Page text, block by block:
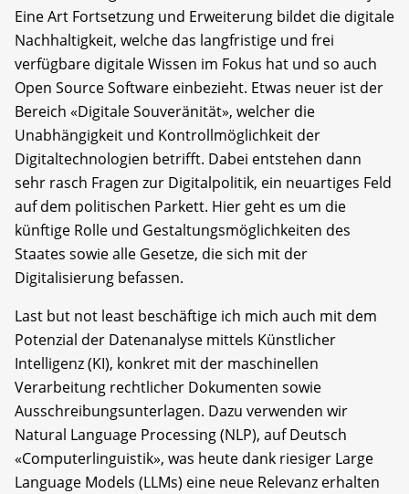
Eine Art Fortsetzung und Erweiterung bildet die digitale
Nachhaltigkeit, welche das langfristige und frei
verfügbare digitale Wissen im Fokus hat und so auch
Open Source Software einbezieht. Etwas neuer ist der
Bereich «Digitale Souveränität», welcher die
Unabhängigkeit und Kontrollmöglichkeit der
Digitaltechnologien betrifft. Dabei entstehen dann
sehr rasch Fragen zur Digitalpolitik, ein neuartiges Feld
auf dem politischen Parkett. Hier geht es um die
künftige Rolle und Gestaltungsmöglichkeiten des
Staates sowie alle Gesetze, die sich mit der
Digitalisierung befassen.
Last but not least beschäftige ich mich auch mit dem
Potenzial der Datenanalyse mittels Künstlicher
Intelligenz (KI), konkret mit der maschinellen
Verarbeitung rechtlicher Dokumenten sowie
Ausschreibungsunterlagen. Dazu verwenden wir
Natural Language Processing (NLP), auf Deutsch
«Computerlinguistik», was heute dank riesiger Large
Language Models (LLMs) eine neue Relevanz erhalten